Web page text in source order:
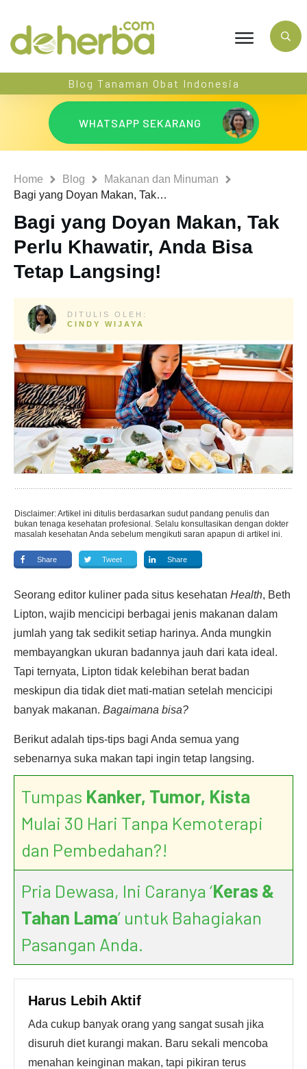
Blog Tanaman Obat Indonesia
WHATSAPP SEKARANG
Home Blog
Makanan dan Minuman
Bagi yang Doyan Makan, Tak Perlu Khawatir, Anda Bisa Tetap Langsing!
Bagi yang Doyan Makan, Tak
Perlu Khawatir, Anda Bisa
Tetap Langsing!
DITULIS OLEH:
CINDY WIJAYA
Disclaimer: Artikel ini ditulis berdasarkan sudut pandang penulis dan
bukan tenaga kesehatan profesional. Selalu konsultasikan dengan dokter
masalah kesehatan Anda sebelum mengikuti saran apapun di artikel ini.
Share Tweet Share
Seorang editor kuliner pada situs kesehatan Health, Beth
Lipton, wajib mencicipi berbagai jenis makanan dalam
jumlah yang tak sedikit setiap harinya. Anda mungkin
membayangkan ukuran badannya jauh dari kata ideal.
Tapi ternyata, Lipton tidak kelebihan berat badan
meskipun dia tidak diet mati-matian setelah mencicipi
banyak makanan. Bagaimana bisa?
Berikut adalah tips-tips bagi Anda semua yang
sebenarnya suka makan tapi ingin tetap langsing.
Tumpas Kanker, Tumor, Kista
Mulai 30 Hari Tanpa Kemoterapi
dan Pembedahan?!
Pria Dewasa, Ini Caranya ‘Keras &
Tahan Lama’ untuk Bahagiakan
Pasangan Anda.
Harus Lebih Aktif
Ada cukup banyak orang yang sangat susah jika
disuruh diet kurangi makan. Baru sekali mencoba
menahan keinginan makan, tapi pikiran terus